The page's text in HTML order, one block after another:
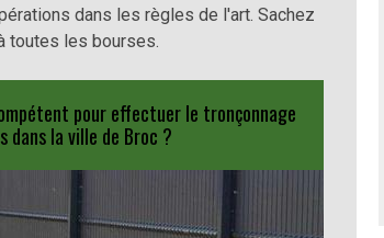
dans les règles de l'art. Sachez
toutes les bourses.
pour effectuer le tronçonnage
dans la ville de Broc ?